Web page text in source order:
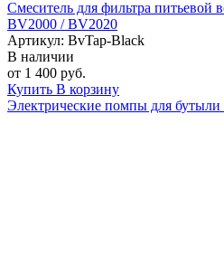
Смеситель для фильтра
BV2000 / BV2020
Артикул: BvTap-Black
В наличии
от 1 400 руб.
Купить В корзину
Электрические помпы для бутыли